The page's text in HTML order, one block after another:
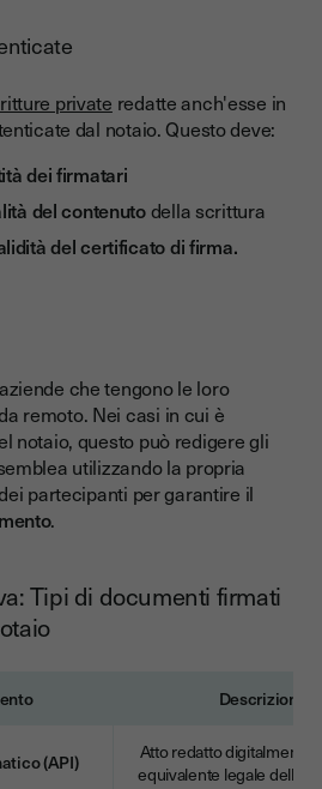
private redatte anch'esse in
dal notaio. Questo deve:
dei firmatari
del contenutodella scrittura
del certificato di firma.
che tengono le loro
remoto. Nei casi in cui è
notaio, questo può redigere gli
utilizzando la propria
partecipanti per garantire il
.
Tipi di documenti firmati
Descrizione
(API)
Atto redatto digitalmente
equivalente legale